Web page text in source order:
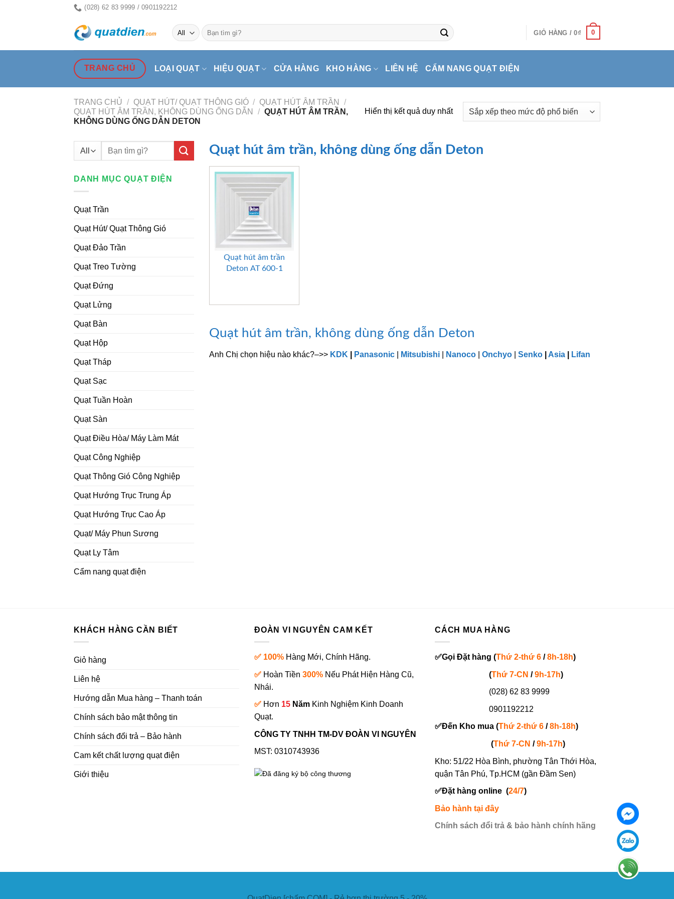
(028) 62 83 9999 / 0901192212
Tìm
kiếm:
GIỎ HÀNG /0₫ 0
TRANG CHỦ LOẠI QUẠT HIỆU QUẠT CỬA HÀNG KHO HÀNG LIÊN HỆ CẨM NANG QUẠT ĐIỆN
TRANG CHỦ / QUẠT HÚT/ QUẠT THÔNG GIÓ / QUẠT HÚT ÂM TRẦN
/
QUẠT HÚT ÂM TRẦN, KHÔNG DÙNG ỐNG DẪN
/ QUẠT HÚT ÂM TRẦN,
KHÔNG DÙNG ỐNG DẪN DETON
Hiển thị kết quả duy nhất
Tìm
DANH MỤC QUẠT ĐIỆN
Quạt Trần
Quạt Hút/ Quạt Thông Gió
Quạt Đảo Trần
Quạt Treo Tường
Quạt Đứng
Quạt Lửng
Quạt Bàn
Quạt Hộp
Quạt Tháp
Quạt Sạc
Quạt Tuần Hoàn
Quạt Sàn
Quạt Điều Hòa/ Máy Làm Mát
Quạt Công Nghiệp
Quạt Thông Gió Công Nghiệp
Quạt Hướng Trục Trung Áp
Quạt Hướng Trục Cao Áp
Quạt/ Máy Phun Sương
Quạt Ly Tâm
Cẩm nang quạt điện
Quạt hút âm trần, không dùng ống dẫn Deton
+
Quạt hút âm trần
Deton AT 600-1
Quạt hút âm trần, không dùng ống dẫn Deton
Anh Chị chọn hiệu nào khác?–>> KDK Panasonic Mitsubishi Nanoco Onchyo Senko Asia Lifan
KHÁCH HÀNG CẦN BIẾT
Giỏ hàng
Liên hệ
Hướng dẫn Mua hàng – Thanh toán
Chính sách bảo mật thông tin
Chính sách đổi trả – Bảo hành
Cam kết chất lượng quạt điện
Giới thiệu
ĐOÀN VI NGUYÊN CAM KẾT
✅ 100% Hàng Mới, Chính Hãng.
✅ Hoàn Tiền 300% Nếu Phát Hiện Hàng Cũ,
Nhái.
✅ Hơn 15 Năm Kinh Nghiệm Kinh Doanh
Quạt.
CÔNG TY TNHH TM-DV ĐOÀN VI NGUYÊN
MST: 0310743936
CÁCH MUA HÀNG
✅Gọi Đặt hàng (Thứ 2-thứ 6 /8h-18h)
(Thứ 7-CN /9h-17h)
(028) 62 83 9999
0901192212
✅Đến Kho mua (Thứ 2-thứ 6 / 8h-18h)
(Thứ 7-CN /9h-17h)
Kho: 51/22 Hòa Bình, phường Tân Thới Hòa,
quận Tân Phú, Tp.HCM (gần Đầm Sen)
✅Đặt hàng online (24/7)
Bảo hành tại đây
Chính sách đổi trả & bảo hành chính hãng